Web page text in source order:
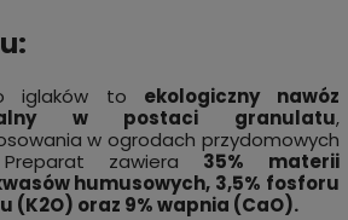
iglaków to ekologiczny nawóz
w postaci granulatu,
w ogrodach przydomowych
zawiera 35% materii
humusowych, 3,5% fosforu
(K2O) oraz 9% wapnia (CaO).